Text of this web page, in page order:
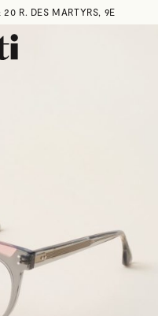
R. DES MARTYRS, 9E